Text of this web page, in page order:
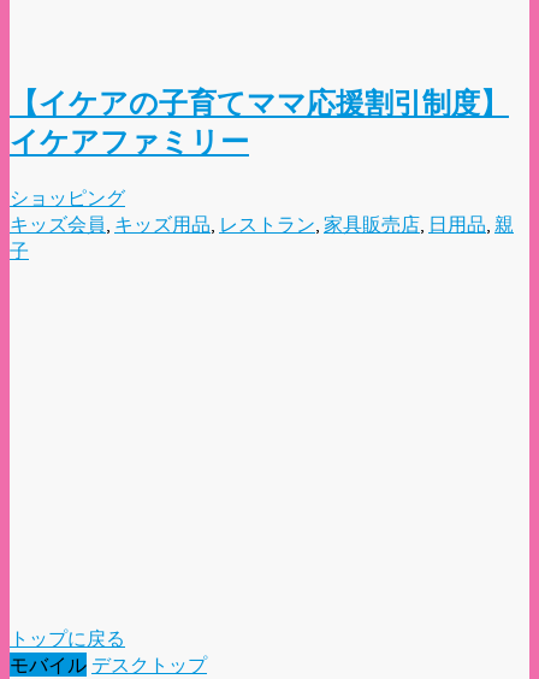
【イケアの子育てママ応援割引制度】
イケアファミリー
ショッピング
キッズ会員 キッズ用品 レストラン 家具販売店 日用品 親
子
トップに戻る
モバイル デスクトップ